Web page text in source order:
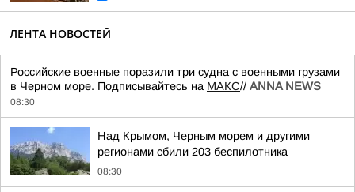
ЛЕНТА НОВОСТЕЙ
Российские военные поразили три судна с военными грузами
в Черном море. Подписывайтесь на МАКС// ANNA NEWS
08:30
Над Крымом, Черным морем и другими
регионами сбили 203 беспилотника
08:30